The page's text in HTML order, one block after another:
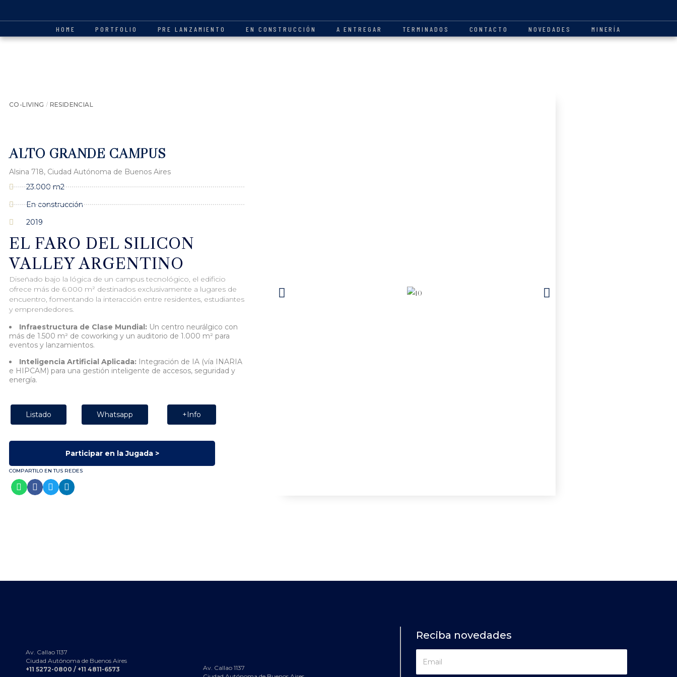
HOME PORTFOLIO PRE LANZAMIENTO EN CONSTRUCCIÓN A ENTREGAR TERMINADOS CONTACTO NOVEDADES MINERÍA
CO-LIVING / RESIDENCIAL
ALTO GRANDE CAMPUS
Alsina 718, Ciudad Autónoma de Buenos Aires
23.000 m2
En construcción
2019
EL FARO DEL SILICON
VALLEY ARGENTINO
Diseñado bajo la lógica de un campus tecnológico, el edificio
ofrece más de 6.000 m² destinados exclusivamente a lugares de
encuentro, fomentando la interacción entre residentes, estudiantes
y emprendedores.
Infraestructura de Clase Mundial: Un centro neurálgico con
más de 1.500 m² de coworking y un auditorio de 1.000 m² para
eventos y lanzamientos.
Inteligencia Artificial Aplicada: Integración de IA (vía INARIA
e HIPCAM) para una gestión inteligente de accesos, seguridad y
energía.
Participar en la Jugada >
Listado Whatsapp +Info
COMPARTILO EN TUS REDES
Av. Callao 1137
Ciudad Autónoma de Buenos Aires
+11 5272-0800 / +11 4811-6573
Av. Callao 1137
Reciba novedades